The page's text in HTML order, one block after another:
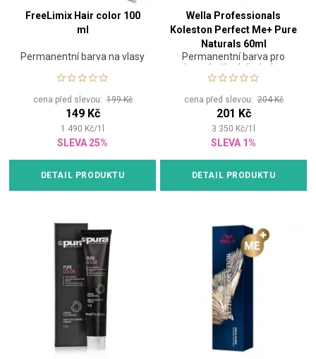
FreeLimix Hair color 100
ml
Permanentní barva na vlasy
cena před slevou:199 Kč
149 Kč
1 490 Kč/1
SLEVA 25%
DETAIL PRODUKTU
Wella Professionals
Koleston Perfect Me+ Pure
Naturals 60ml
Permanentní barva pro
jemné přírodní odstíny
cena před slevou:204 Kč
201 Kč
3 350 Kč/1
SLEVA 1%
DETAIL PRODUKTU